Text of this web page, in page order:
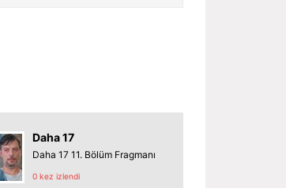
Daha 17
Daha 17 11. Bölüm Fragmanı
0 kez izlendi